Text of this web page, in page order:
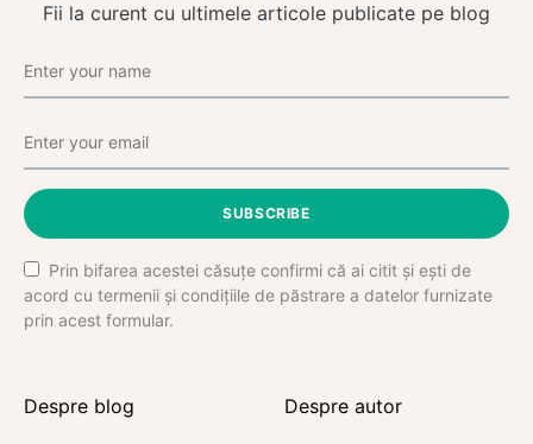
Fii la curent cu ultimele articole publicate pe blog
SUBSCRIBE
Prin bifarea acestei căsuțe confirmi că ai citit și ești de
acord cu termenii și condițiile de păstrare a datelor furnizate
prin acest formular.
Despre blog Despre autor